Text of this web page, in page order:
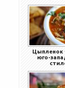
Цыпленок
юго-